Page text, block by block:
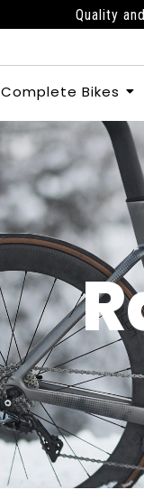
Quality
Complete Bikes